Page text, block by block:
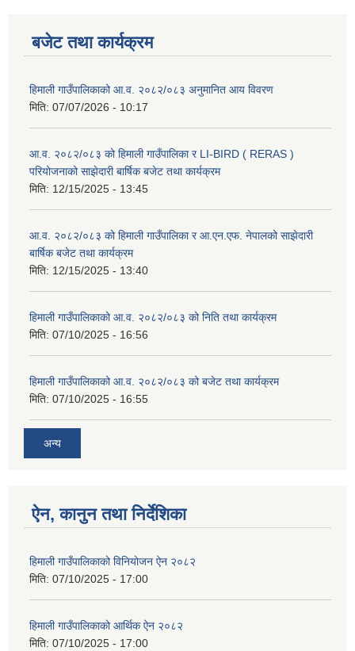
बजेट तथा कार्यक्रम
हिमाली गाउँपालिकाको आ.व. २०८२/०८३ अनुमानित आय विवरण
मिति: 07/07/2026 - 10:17
आ.व. २०८२/०८३ को हिमाली गाउँपालिका र LI-BIRD ( RERAS )
परियोजनाको साझेदारी बार्षिक बजेट तथा कार्यक्रम
मिति: 12/15/2025 - 13:45
आ.व. २०८२/०८३ को हिमाली गाउँपालिका र आ.एन.एफ. नेपालको साझेदारी
बार्षिक बजेट तथा कार्यक्रम
मिति: 12/15/2025 - 13:40
हिमाली गाउँपालिकाको आ.व. २०८२/०८३ को निति तथा कार्यक्रम
मिति: 07/10/2025 - 16:56
हिमाली गाउँपालिकाको आ.व. २०८२/०८३ को बजेट तथा कार्यक्रम
मिति: 07/10/2025 - 16:55
अन्य
ऐन, कानुन तथा निर्देशिका
हिमाली गाउँपालिकाको विनियोजन ऐन २०८२
मिति: 07/10/2025 - 17:00
हिमाली गाउँपालिकाको आर्थिक ऐन २०८२
मिति: 07/10/2025 - 17:00